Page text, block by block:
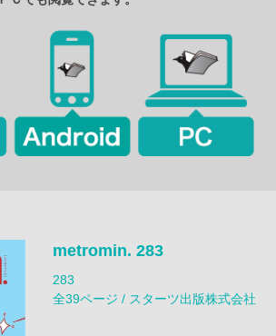
metromin. 283
283
全39ページ / スターツ出版株式会社